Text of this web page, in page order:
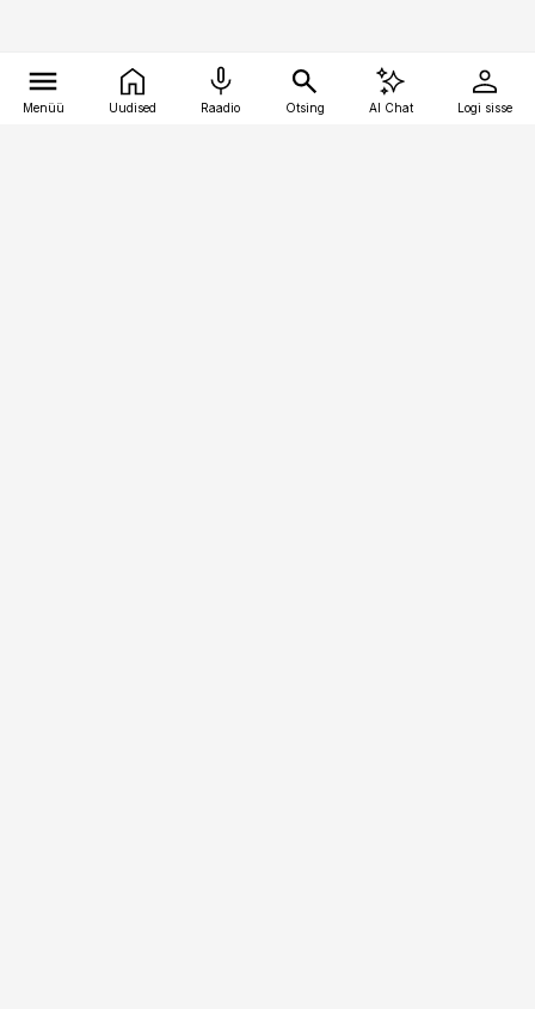
Menüü Uudised Raadio Otsing AI Chat Logi sisse